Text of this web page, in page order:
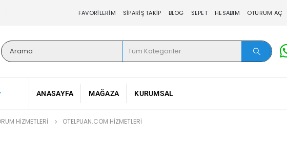
FAVORILERIM SIPARIŞ TAKIP BLOG SEPET HESABIM OTURUM AÇ
ANASAYFA MAĞAZA KURUMSAL
HIZMETLERI OTELPUAN.COM HIZMETLERI